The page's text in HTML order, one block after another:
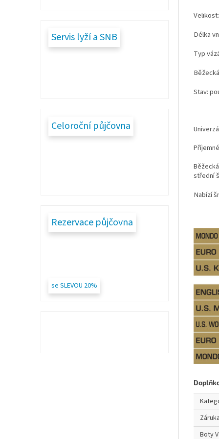
Servis lyží a SNB
Celoroční půjčovna
Rezervace půjčovna
se SLEVOU 20%
Délka
Typ
Stav:
střední
Nabízí
Záruka
Boty